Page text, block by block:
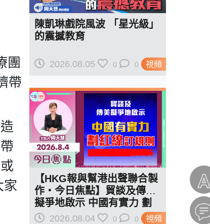
團
帶
家
視頻
陳凱琳戲院風波 「星光級」
的震撼教育
2026.08.05 0 0
視頻
【HKG報與幫港出聲聯合製
作‧今日焦點】貿談及傳美
擬爭地啟示 中國有實力 劃
紅線訂規則
2026.08.04 0 0